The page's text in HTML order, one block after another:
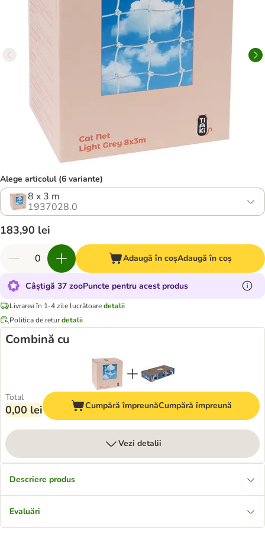
Alege articolul (6 variante)
8 x 3 m
1937028.0
183,90 lei
Adaugă în coșAdaugă în coș
Câștigă 37 zooPuncte pentru acest produs
Livrarea în 1-4 zile lucrătoaredetalii
Politica de returdetalii
Combină cu
Total
0,00 lei Cumpără împreunăCumpără împreună
Vezi detalii
Descriere produs
Evaluări